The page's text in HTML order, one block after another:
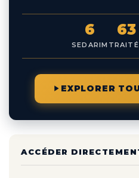
6
SEDARIM
63
EXPLORER
ACCÉDER